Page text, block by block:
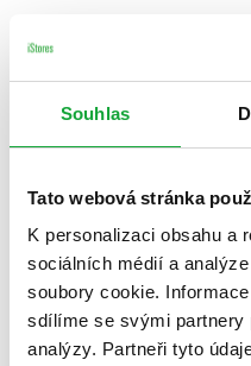
Souhlas
Tato webová stránka
K personalizaci obsahu a
sociálních médií a
soubory cookie.
sdílíme se svými partnery
analýzy. Partneři tyto